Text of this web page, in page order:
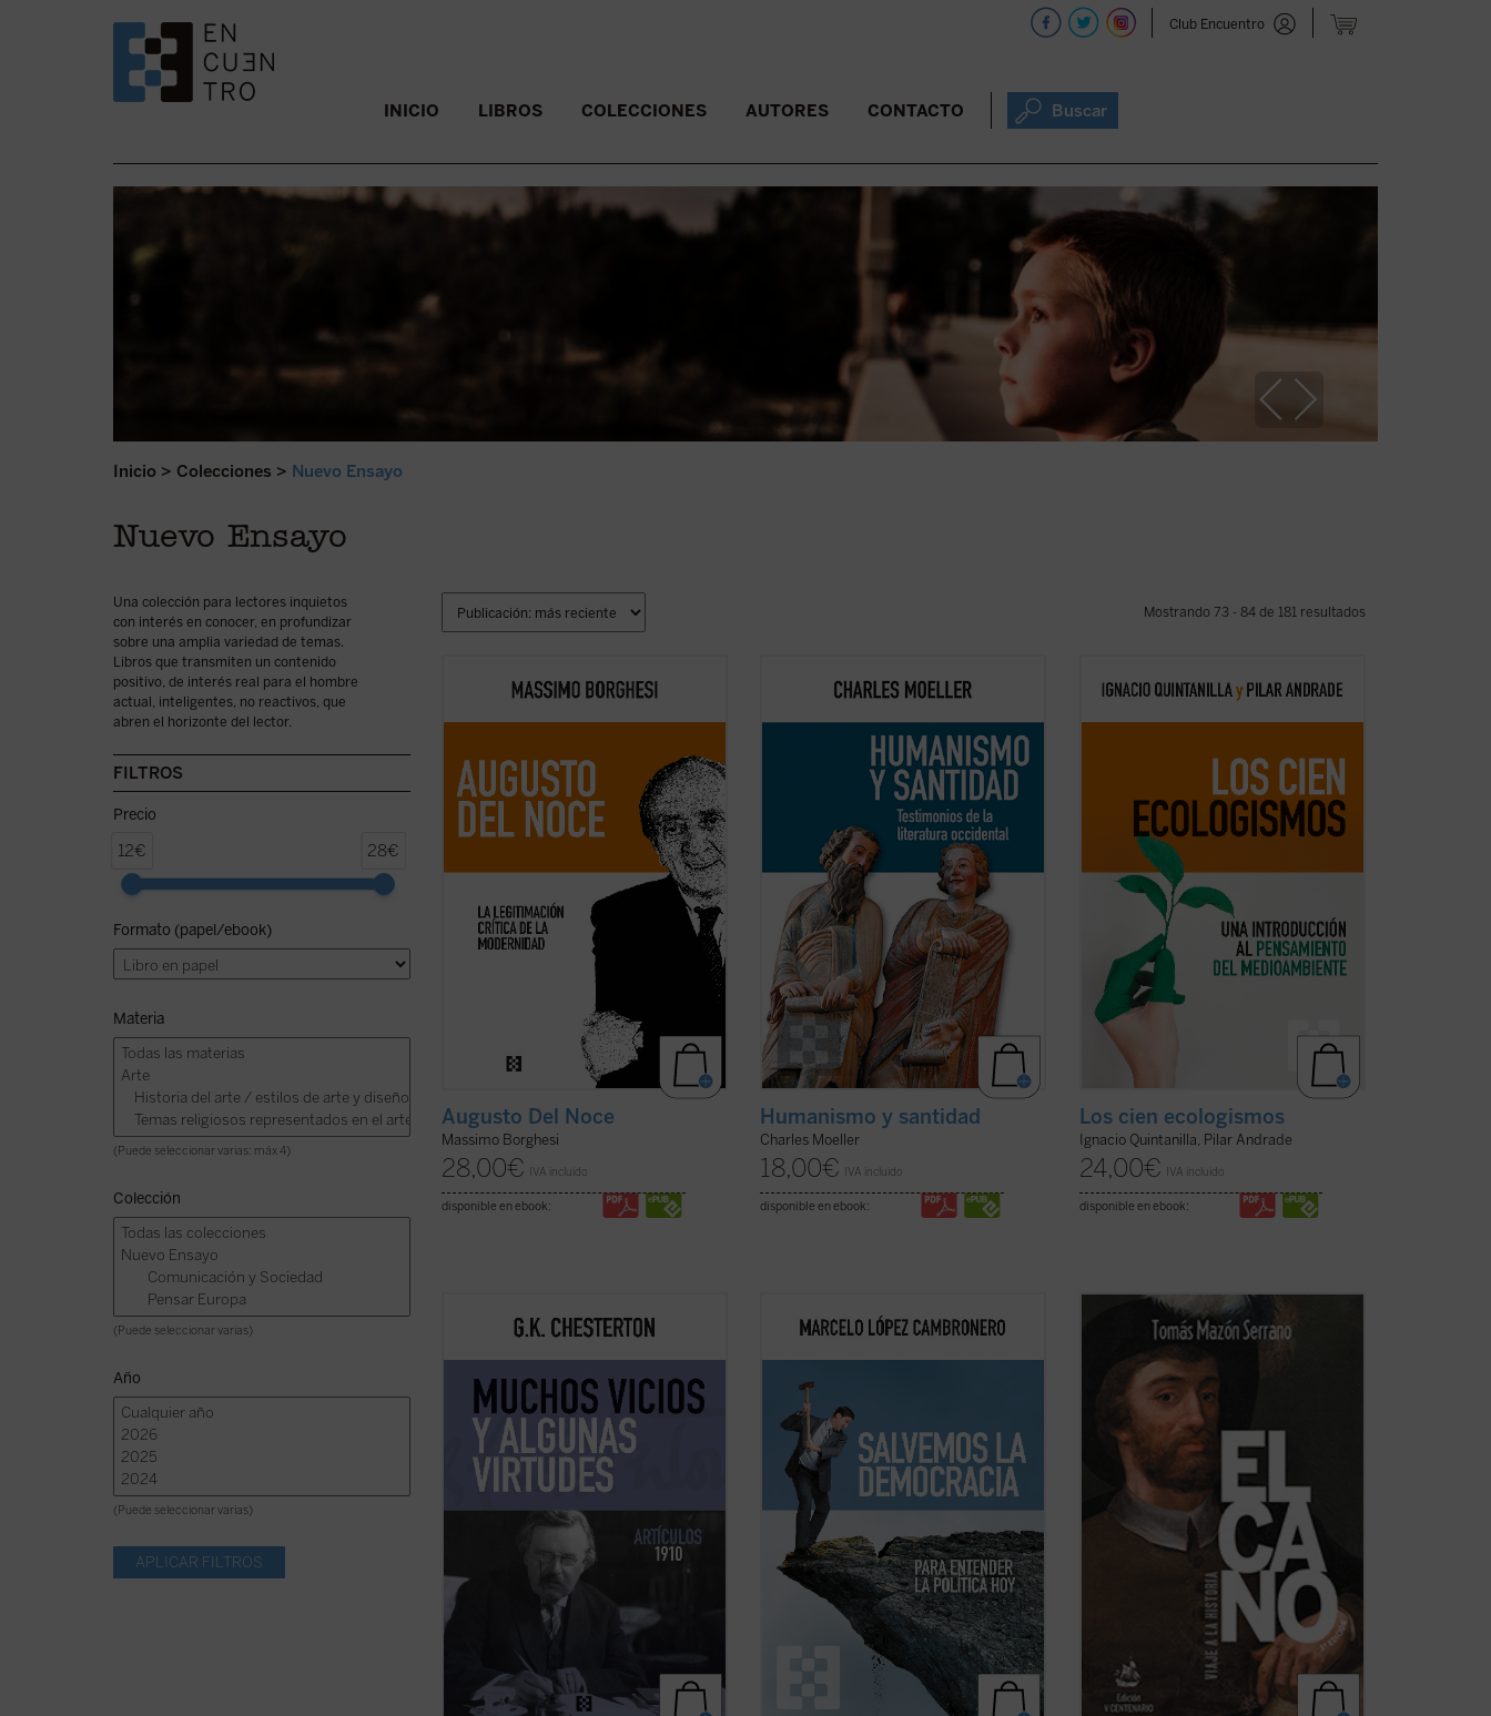
Club Encuentro
SALTAR AL CONTENIDO. INICIO LIBROS COLECCIONES AUTORES CONTACTO Buscar
Inicio > Colecciones > Nuevo Ensayo
Nuevo Ensayo
Una colección para lectores inquietos
con interés en conocer, en profundizar
sobre una amplia variedad de temas.
Libros que transmiten un contenido
positivo, de interés real para el hombre
actual, inteligentes, no reactivos, que
abren el horizonte del lector.
FILTROS
Precio
12€ 28€
Formato (papel/ebook)
Materia
(Puede seleccionar varias: máx 4)
Colección
(Puede seleccionar varias)
Año
(Puede seleccionar varias)
Mostrando 73 - 84 de 181 resultados
Este libro pretende recorrer la evolución
Augusto Del Noce (1910-1989), pensador
camino ideal dominado, en los años
1940-1950, por una intención
fundamental: la ... (ver ficha)
Augusto Del Noce
Massimo Borghesi
28,00€ IVA incluido
disponible en ebook:
Charles Moeller presentaHumanismo y
completa conSabiduría griega y
paradoja cristiana
, dos «paneles» que
recuerdan las verdades antiguas y
restauran el valor de la cultura literaria
Humanismo y santidad
Charles Moeller
18,00€ IVA incluido
disponible en ebook:
Tras un esbozo de la historia del
ecologismo, los autores revisan el
impacto de la crisis medioambiental en la
crítica, explorando aspectos clave como
la posibilidad de una filosofía de la ...
(ver
Los cien ecologismos
Ignacio Quintanilla, Pilar Andrade
24,00€ IVA incluido
disponible en ebook:
Presentamos el quinto volumen de la
nuevamente todo el ingenio, la rapidez,
profundidad y buen humor del autor
inglés, cuyos textos de 1910 se nos
presentan quizá más variados y
combativos que otros años aunque ...
ficha)
Un breve y muy efectivo texto filosófico-
eficaz e ingeniosamente sobre el poder,
el tiempo, la revolución, la
transformación de las sociedades, el
papel de las ideologías y la nueva forma
de hacer la ...
(ver ficha)
«El lector disfrutaráahorade la mejor
síntesis escrita hasta la fecha sobre la
primera vuelta al mundo, porque Tomás
se ha superado a sí mismo». - Braulio
Vázquez Campos, Archivo Histórico
Provincial de Sevilla...